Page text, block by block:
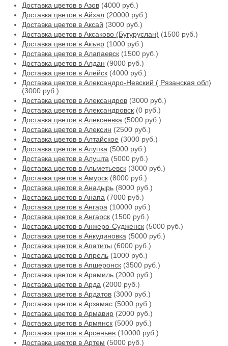
Доставка цветов в Азов (4000 руб.)
Доставка цветов в Айхал (20000 руб.)
Доставка цветов в Аксай (3000 руб.)
Доставка цветов в Аксаково (Бугуруслан) (1500 руб.)
Доставка цветов в Акъяр (1000 руб.)
Доставка цветов в Алапаевск (1500 руб.)
Доставка цветов в Алдан (9000 руб.)
Доставка цветов в Алейск (4000 руб.)
Доставка цветов в Александро-Невский ( Рязанская обл)
(3000 руб.)
Доставка цветов в Александров (3000 руб.)
Доставка цветов в Александровск (0 руб.)
Доставка цветов в Алексеевка (5000 руб.)
Доставка цветов в Алексин (2500 руб.)
Доставка цветов в Алтайское (3000 руб.)
Доставка цветов в Алупка (5000 руб.)
Доставка цветов в Алушта (5000 руб.)
Доставка цветов в Альметьевск (3000 руб.)
Доставка цветов в Амурск (8000 руб.)
Доставка цветов в Анадырь (8000 руб.)
Доставка цветов в Анапа (7000 руб.)
Доставка цветов в Ангара (10000 руб.)
Доставка цветов в Ангарск (1500 руб.)
Доставка цветов в Анжеро-Судженск (5000 руб.)
Доставка цветов в Анкудиновка (5000 руб.)
Доставка цветов в Апатиты (6000 руб.)
Доставка цветов в Апрель (1000 руб.)
Доставка цветов в Апшеронск (3500 руб.)
Доставка цветов в Арамиль (2000 руб.)
Доставка цветов в Арда (2000 руб.)
Доставка цветов в Ардатов (3000 руб.)
Доставка цветов в Арзамас (5000 руб.)
Доставка цветов в Армавир (2000 руб.)
Доставка цветов в Армянск (5000 руб.)
Доставка цветов в Арсеньев (10000 руб.)
Доставка цветов в Артем (5000 руб.)